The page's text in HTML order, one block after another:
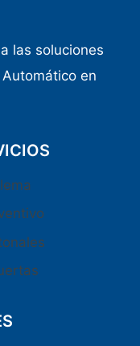
las soluciones
en